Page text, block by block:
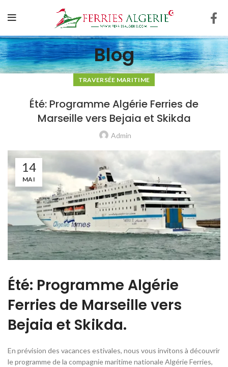
Blog
TRAVERSÉE MARITIME
Été: Programme Algérie Ferries de
Marseille vers Bejaia et Skikda
Admin
14
MAI
Été: Programme Algérie
Ferries de Marseille vers
Bejaia et Skikda.
En prévision des vacances estivales, nous vous invitons à découvrir
le programme de la compagnie maritime nationale Algérie Ferries,